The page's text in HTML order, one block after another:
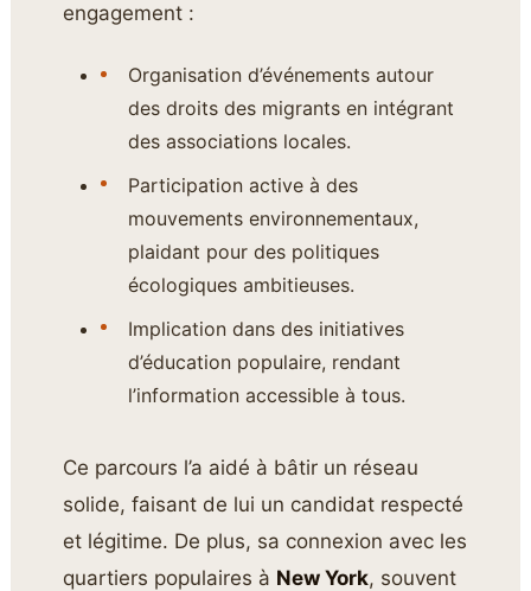
engagement :
Organisation d’événements autour
des droits des migrants en intégrant
des associations locales.
Participation active à des
mouvements environnementaux,
plaidant pour des politiques
écologiques ambitieuses.
Implication dans des initiatives
d’éducation populaire, rendant
l’information accessible à tous.
Ce parcours l’a aidé à bâtir un réseau
solide, faisant de lui un candidat respecté
et légitime. De plus, sa connexion avec les
quartiers populaires à New York, souvent